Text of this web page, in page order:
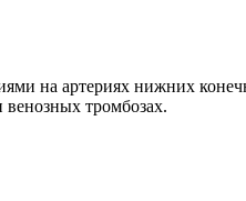
на артериях нижних
тромбозах.